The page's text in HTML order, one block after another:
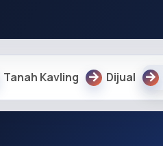
Tanah Kavling Dijual